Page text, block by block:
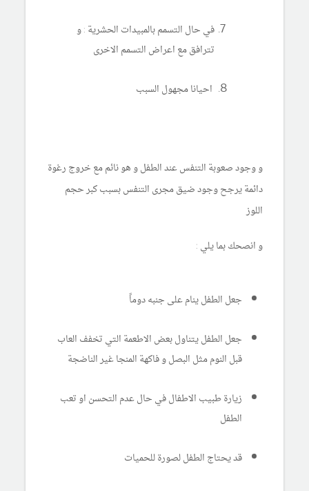
في حال التسمم بالمبيدات الحشرية : و
تترافق مع اعراض التسمم الاخرى
احيانا مجهول السبب
و وجود صعوبة التنفس عند الطفل و هو نائم مع خروج رغوة
دائمة يرجح وجود ضيق مجرى التنفس بسبب كبر حجم
اللوز
و انصحك بما يلي :
جعل الطفل ينام على جنبه دوماً
جعل الطفل يتناول بعض الاطعمة التي تخفف العاب
قبل النوم مثل البصل و فاكهة المنجا غير الناضجة
زيارة طبيب الاطفال في حال عدم التحسن او تعب
الطفل
قد يحتاج الطفل لصورة للحميات